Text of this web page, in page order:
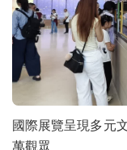
國際展覽呈現多元
萬觀眾